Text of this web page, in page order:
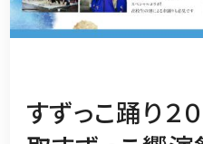
すずっこ踊り